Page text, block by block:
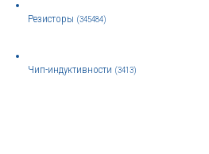
Резисторы (345484)
Чип-индуктивности (3413)